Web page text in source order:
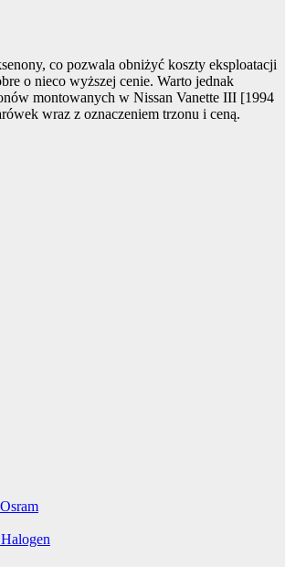
co pozwala obniżyć koszty eksploatacji
o nieco wyższej cenie. Warto jednak
montowanych w Nissan Vanette III [1994
wraz z oznaczeniem trzonu i ceną.